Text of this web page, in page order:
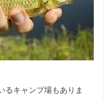
るキャンプ場もありま